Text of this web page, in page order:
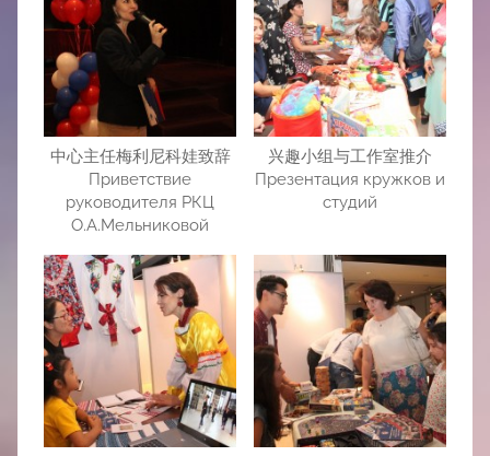
中心主任梅利尼科娃致辞
Приветствие
руководителя РКЦ
О.А.Мельниковой
兴趣小组与工作室推介
Презентация кружков и
студий